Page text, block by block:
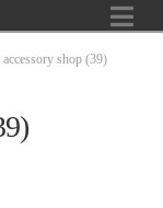
accessory shop (39)